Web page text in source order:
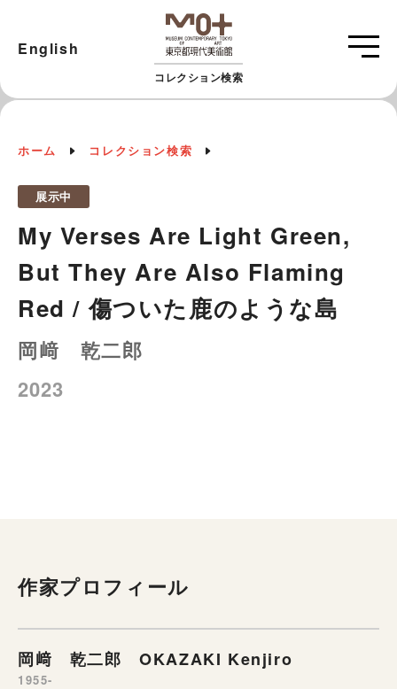
コレクション検索
English
ホーム コレクション検索
展示中
My Verses Are Light Green,
But They Are Also Flaming
Red / 傷ついた鹿のような島
岡﨑 乾二郎
2023
作家プロフィール
岡﨑 乾二郎 OKAZAKI Kenjiro
1955-